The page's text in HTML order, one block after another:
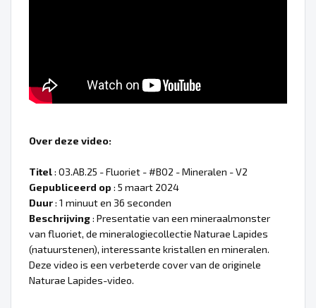
Over deze video:
Titel: 03.AB.25 - Fluoriet - #B02 - Mineralen - V2
Gepubliceerd op : 5 maart 2024
Duur: 1 minuut en 36 seconden
Beschrijving: Presentatie van een mineraalmonster
van fluoriet, de mineralogiecollectie Naturae Lapides
(natuurstenen), interessante kristallen en mineralen.
Deze video is een verbeterde cover van de originele
Naturae Lapides-video.